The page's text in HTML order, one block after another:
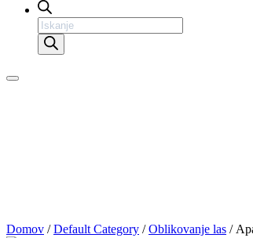
Products
search
Domov /Default Category /Oblikovanje las /